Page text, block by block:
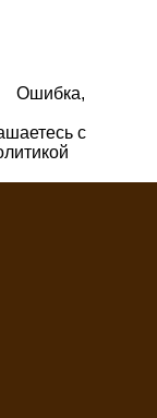
Ошибка,
с